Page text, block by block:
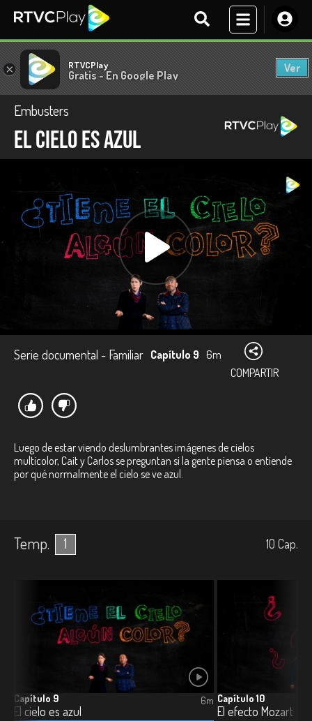
× RTVCPlay
Gratis - En Google Play
Ver
Embusters
El cielo es azul
Serie documental - Familiar Capítulo 9 6m
COMPARTIR
Luego de estar viendo deslumbrantes imágenes de cielos
multicolor, Cait y Carlos se preguntan si la gente piensa o entiende
por qué normalmente el cielo se ve azul.
Temp. 1 10 Cap.
Capítulo 9
El cielo es azul
6m Capítulo 10
El efecto Mozart